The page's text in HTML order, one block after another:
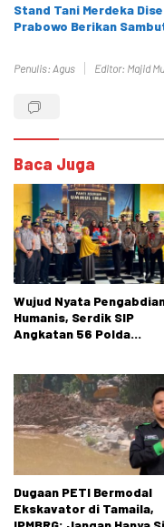
Stand Tani Merdeka
Prabowo Berikan
Penulis: Agus Editor: Majid
Baca Juga
Wujud Nyata
Humanis, Serdik SIP
Angkatan 56 Polda
Dugaan PETI Bermodal
Ekskavator di Tamaila,